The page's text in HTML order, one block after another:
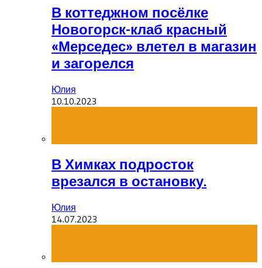
В коттеджном посёлке
Новогорск-клаб красный
«Мерседес» влетел в магазин
и загорелся
Юлия
10.10.2023
В Химках подросток
врезался в остановку.
Юлия
14.07.2023